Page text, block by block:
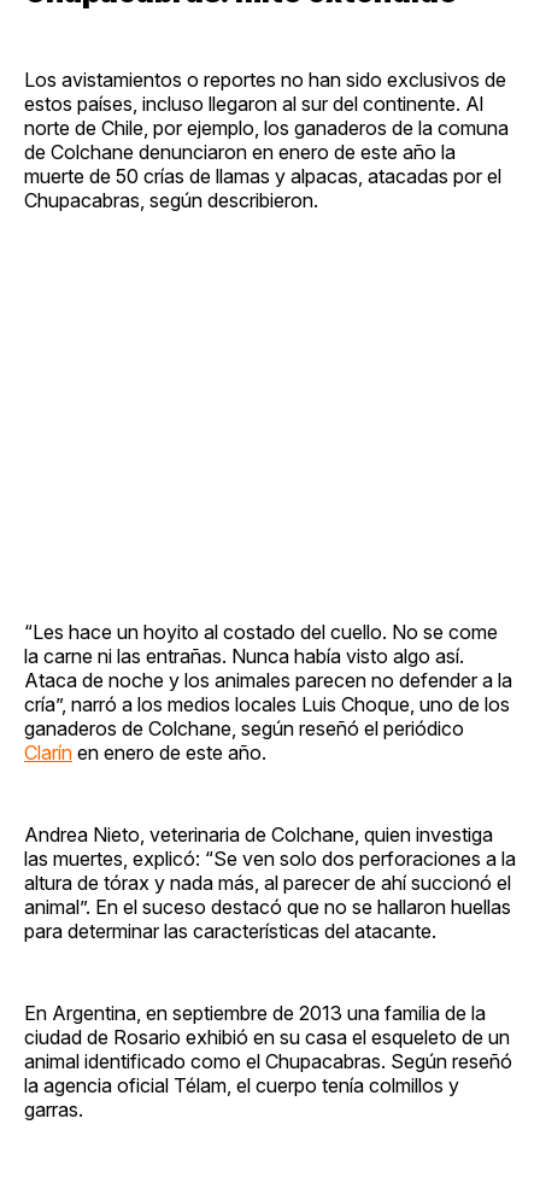
Los avistamientos o reportes no han sido exclusivos de
estos países, incluso llegaron al sur del continente. Al
norte de Chile, por ejemplo, los ganaderos de la comuna
de Colchane denunciaron en enero de este año la
muerte de 50 crías de llamas y alpacas, atacadas por el
Chupacabras, según describieron.
“Les hace un hoyito al costado del cuello. No se come
la carne ni las entrañas. Nunca había visto algo así.
Ataca de noche y los animales parecen no defender a la
cría”, narró a los medios locales Luis Choque, uno de los
ganaderos de Colchane, según reseñó el periódico
Clarín en enero de este año.
Andrea Nieto, veterinaria de Colchane, quien investiga
las muertes, explicó: “Se ven solo dos perforaciones a la
altura de tórax y nada más, al parecer de ahí succionó el
animal”. En el suceso destacó que no se hallaron huellas
para determinar las características del atacante.
En Argentina, en septiembre de 2013 una familia de la
ciudad de Rosario exhibió en su casa el esqueleto de un
animal identificado como el Chupacabras. Según reseñó
la agencia oficial Télam, el cuerpo tenía colmillos y
garras.